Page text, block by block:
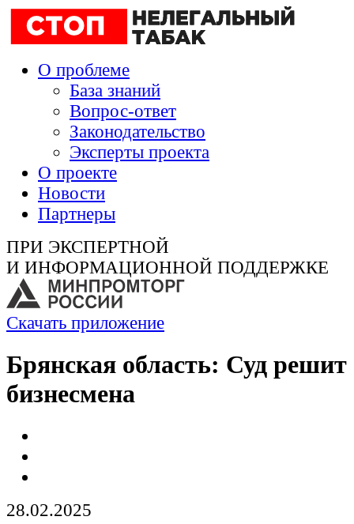
О проблеме
База знаний
Вопрос-ответ
Законодательство
Эксперты проекта
О проекте
Новости
Партнеры
ПРИ ЭКСПЕРТНОЙ
И ИНФОРМАЦИОННОЙ ПОДДЕРЖКЕ
Скачать приложение
Брянская область: Суд решит
бизнесмена
28.02.2025